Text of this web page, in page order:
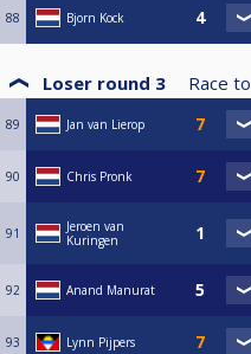
88 Bjorn Kock
Loser round 3 Race to
89 Jan van Lierop
90 Chris Pronk
91
Jeroen van
Kuringen
92 Anand Manurat
93 Lynn Pijpers